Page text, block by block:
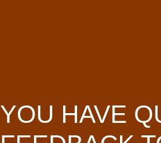
YOU HAVE